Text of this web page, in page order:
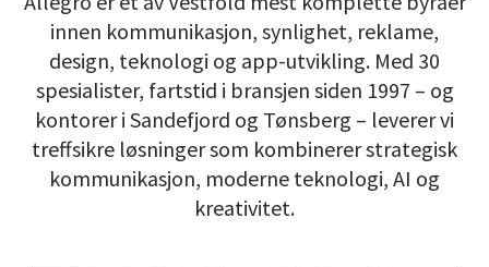
innen kommunikasjon, synlighet, reklame,
design, teknologi og app-utvikling. Med 30
spesialister, fartstid i bransjen siden 1997 – og
kontorer i Sandefjord og Tønsberg – leverer vi
treffsikre løsninger som kombinerer strategisk
kommunikasjon, moderne teknologi, AI og
kreativitet.